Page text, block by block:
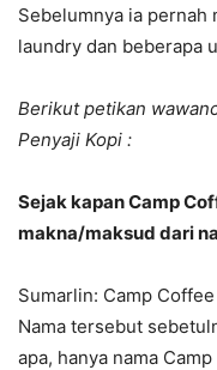
Sebelumnya ia pernah
laundry dan beberapa
Berikut petikan
Penyaji Kopi :
Sejak kapan Camp
makna/maksud dari
Sumarlin: Camp
Nama tersebut
apa, hanya nama